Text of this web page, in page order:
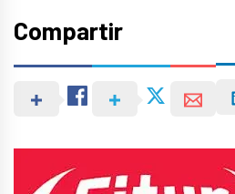
Compartir